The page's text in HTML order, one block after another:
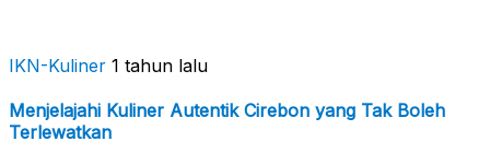
IKN-Kuliner 1 tahun lalu
Menjelajahi Kuliner Autentik Cirebon yang Tak Boleh
Terlewatkan